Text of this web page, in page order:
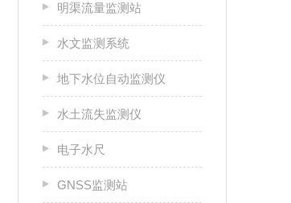
明渠流量监测站
水文监测系统
地下水位自动监测仪
水土流失监测仪
电子水尺
GNSS监测站